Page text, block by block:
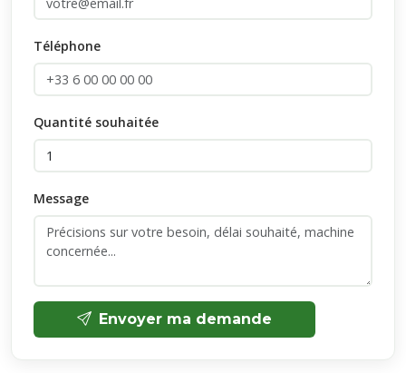
Téléphone
Quantité souhaitée
Message
Envoyer ma demande